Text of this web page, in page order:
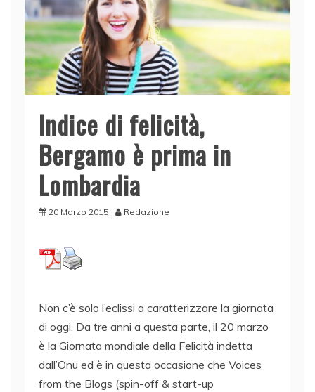
Indice di felicità,
Bergamo è prima in
Lombardia
20 Marzo 2015 Redazione
Non c’è solo l’eclissi a caratterizzare la giornata
di oggi. Da tre anni a questa parte, il 20 marzo
è la Giornata mondiale della Felicità indetta
dall’Onu ed è in questa occasione che Voices
from the Blogs (spin-off & start-up